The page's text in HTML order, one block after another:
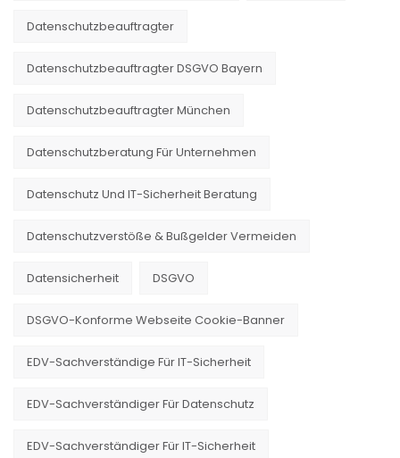
Datenschutzbeauftragter
Datenschutzbeauftragter DSGVO Bayern
Datenschutzbeauftragter München
Datenschutzberatung Für Unternehmen
Datenschutz Und IT-Sicherheit Beratung
Datenschutzverstöße & Bußgelder Vermeiden
Datensicherheit DSGVO
DSGVO-Konforme Webseite Cookie-Banner
EDV-Sachverständige Für IT-Sicherheit
EDV-Sachverständiger Für Datenschutz
EDV-Sachverständiger Für IT-Sicherheit